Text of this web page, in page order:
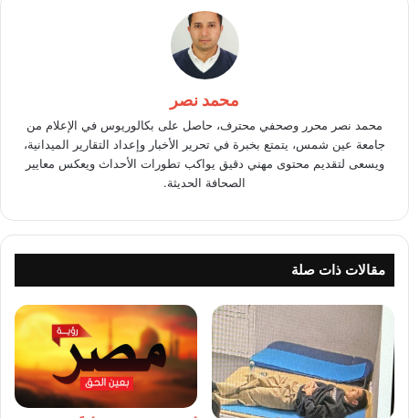
محمد نصر
محمد نصر محرر وصحفي محترف، حاصل على بكالوريوس في الإعلام من
جامعة عين شمس، يتمتع بخبرة في تحرير الأخبار وإعداد التقارير الميدانية،
ويسعى لتقديم محتوى مهني دقيق يواكب تطورات الأحداث ويعكس معايير
الصحافة الحديثة.
مقالات ذات صلة